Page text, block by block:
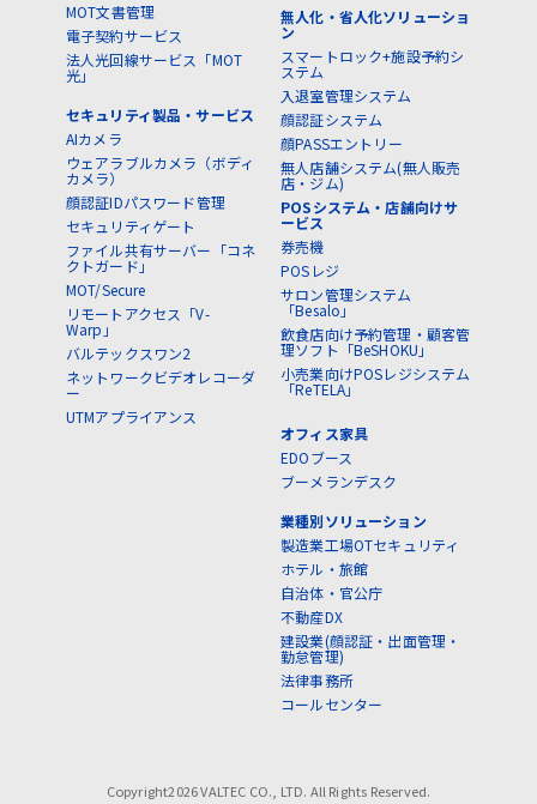
MOT文書管理
電子契約サービス
法人光回線サービス「MOT
光」
セキュリティ製品・サービス
AIカメラ
ウェアラブルカメラ（ボディ
カメラ）
顔認証IDパスワード管理
セキュリティゲート
ファイル共有サーバー「コネ
クトガード」
MOT/Secure
リモートアクセス「V-
Warp」
バルテックスワン2
ネットワークビデオレコーダ
ー
UTMアプライアンス
無人化・省人化ソリューショ
ン
スマートロック+施設予約シ
ステム
入退室管理システム
顔認証システム
顔PASSエントリー
無人店舗システム(無人販売
店・ジム)
POSシステム・店舗向けサ
ービス
券売機
POSレジ
サロン管理システム
「Besalo」
飲食店向け予約管理・顧客管
理ソフト「BeSHOKU」
小売業向けPOSレジシステム
「ReTELA」
オフィス家具
EDOブース
ブーメランデスク
業種別ソリューション
製造業工場OTセキュリティ
ホテル・旅館
自治体・官公庁
不動産DX
建設業(顔認証・出面管理・
勤怠管理)
法律事務所
コールセンター
Copyright2026 VALTEC CO., LTD. All Rights Reserved.